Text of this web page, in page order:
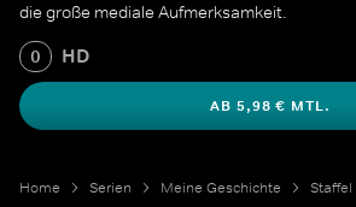
die große mediale Aufmerksamkeit.
0 HD
AB 5,98 € MTL.
Home Serien Meine Geschichte Staffel